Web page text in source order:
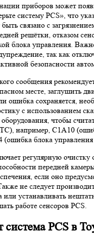
приборов может
систему PCS», что
связано с
решётки, отказом
блока управления.
так как
безопасности
сообщения
месте, заглушить
ошибка сохраняется,
с использованием
чтобы
например, C1A10
(ошибка блока
регулярную очистку
передней
если оно
не следует
или устанавливать
работе сенсоров PCS.
система PCS в